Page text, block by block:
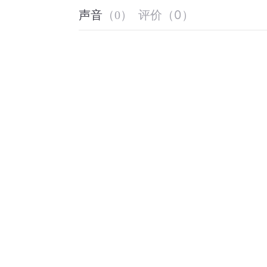
声音 （0） 评价 （0 ）